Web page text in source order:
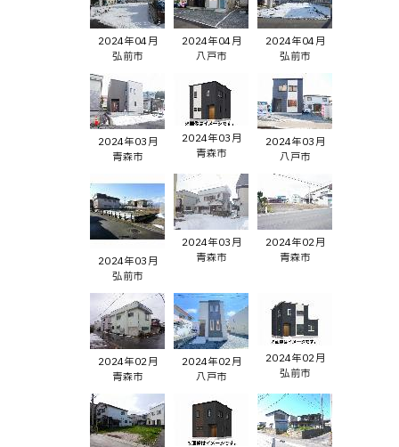
2024年04月
弘前市
2024年04月
八戸市
2024年04月
弘前市
2024年03月
青森市
2024年03月
青森市
2024年03月
八戸市
2024年03月
弘前市
2024年03月
青森市
2024年02月
青森市
2024年02月
青森市
2024年02月
八戸市
2024年02月
弘前市